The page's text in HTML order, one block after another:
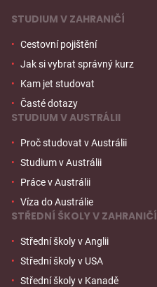
STUDIUM V ZAHRANIČÍ
Cestovní pojištění
Jak si vybrat správný kurz
Kam jet studovat
Časté dotazy
STUDIUM V AUSTRÁLII
Proč studovat v Austrálii
Studium v Austrálii
Práce v Austrálii
Víza do Austrálie
STŘEDNÍ ŠKOLY V ZAHRANIČÍ
Střední školy v Anglii
Střední školy v USA
Střední školy v Kanadě